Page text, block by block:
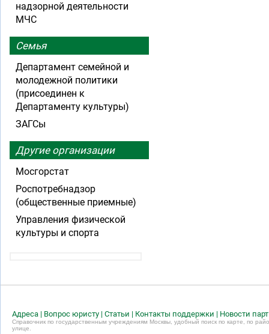
надзорной деятельности
МЧС
Семья
Департамент семейной и
молодежной политики
(присоединен к
Департаменту культуры)
ЗАГСы
Другие организации
Мосгорстат
Роспотребнадзор
(общественные приемные)
Управления физической
культуры и спорта
Адреса | Вопрос юристу | Статьи | Контакты поддержки | Новости
Справочник по государственным учреждениям Москвы, удобный поиск по карте, по
улице.